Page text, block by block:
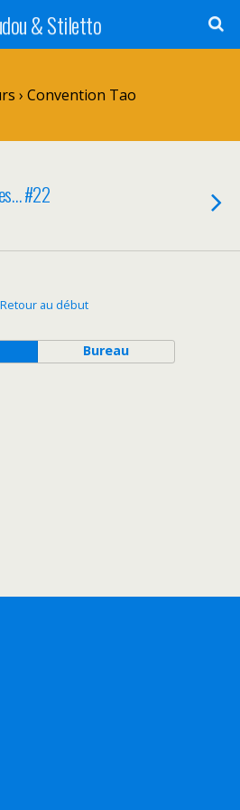
& Stiletto
› Convention Tao
#22
Retour au début
Bureau